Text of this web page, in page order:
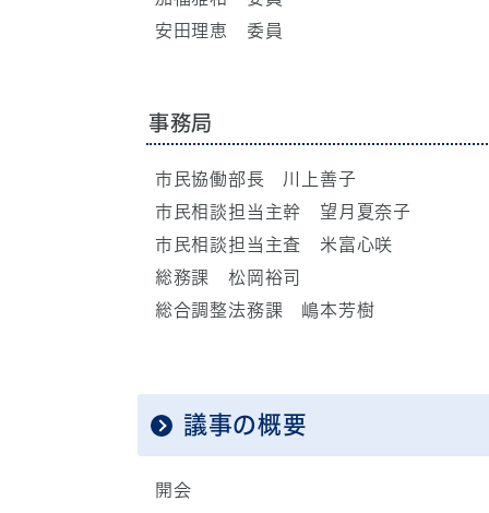
安田理恵 委員
事務局
市民協働部長 川上善子
市民相談担当主幹 望月夏奈子
市民相談担当主査 米富心咲
総務課 松岡裕司
総合調整法務課 嶋本芳樹
議事の概要
開会